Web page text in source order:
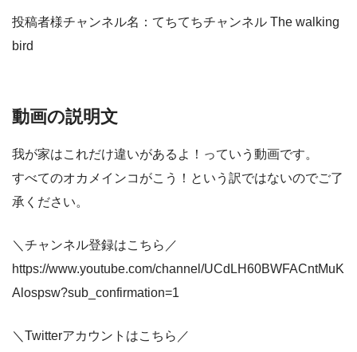
投稿者様チャンネル名：てちてちチャンネル The walking
bird
動画の説明文
我が家はこれだけ違いがあるよ！っていう動画です。
すべてのオカメインコがこう！という訳ではないのでご了
承ください。
＼チャンネル登録はこちら／
https://www.youtube.com/channel/UCdLH60BWFACntMuK
Alospsw?sub_confirmation=1
＼Twitterアカウントはこちら／